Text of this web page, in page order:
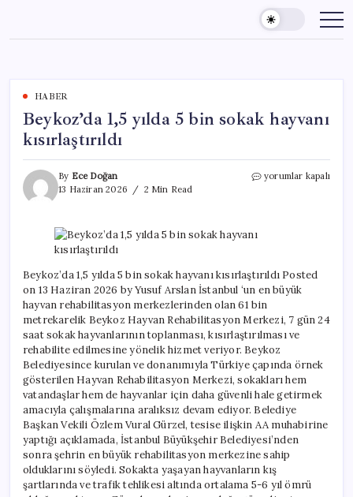
content
HABER
Beykoz’da 1,5 yılda 5 bin sokak hayvanı
kısırlaştırıldı
By Ece Doğan
13 Haziran 2026
2 Min Read
Beykoz’da
kısırlaştırıldı
için
yorumlar kapalı
Beykoz’da 1,5 yılda 5 bin sokak hayvanı kısırlaştırıldı Posted
on 13 Haziran 2026 by Yusuf Arslan İstanbul ‘un en büyük
hayvan rehabilitasyon merkezlerinden olan 61 bin
metrekarelik Beykoz Hayvan Rehabilitasyon Merkezi, 7 gün 24
saat sokak hayvanlarının toplanması, kısırlaştırılması ve
rehabilite edilmesine yönelik hizmet veriyor. Beykoz
Belediyesince kurulan ve donanımıyla Türkiye çapında örnek
gösterilen Hayvan Rehabilitasyon Merkezi, sokakları hem
vatandaşlar hem de hayvanlar için daha güvenli hale getirmek
amacıyla çalışmalarına aralıksız devam ediyor. Belediye
Başkan Vekili Özlem Vural Gürzel, tesise ilişkin AA muhabirine
yaptığı açıklamada, İstanbul Büyükşehir Belediyesi’nden
sonra şehrin en büyük rehabilitasyon merkezine sahip
olduklarını söyledi. Sokakta yaşayan hayvanların kış
şartlarında ve trafik tehlikesi altında ortalama 5-6 yıl ömrü